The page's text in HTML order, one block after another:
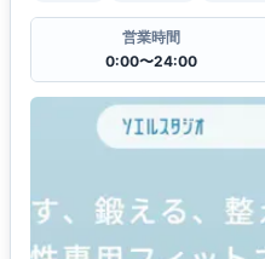
営業時間
0:00〜24:00